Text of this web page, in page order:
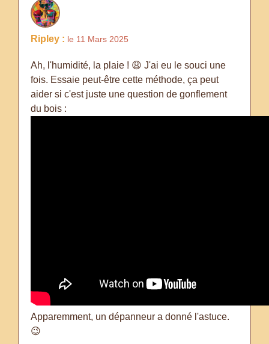
Ripley : le 11 Mars 2025
Ah, l'humidité, la plaie ! 😩 J'ai eu le souci une
fois. Essaie peut-être cette méthode, ça peut
aider si c'est juste une question de gonflement
du bois :
Apparemment, un dépanneur a donné l'astuce.
😉